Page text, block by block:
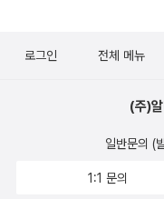
로그인 전체 메뉴
(주)
일반문의 (
1:1 문의